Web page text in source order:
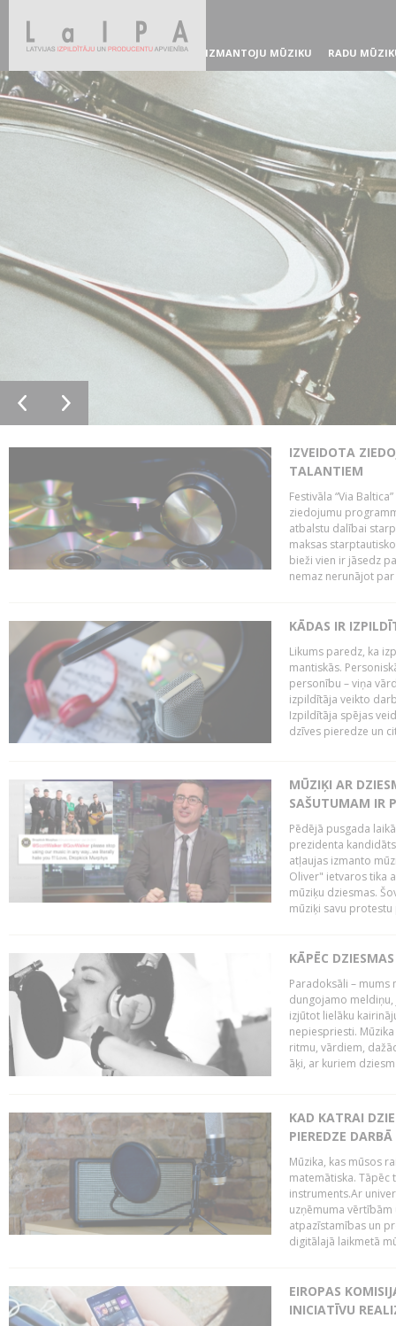
IZMANTOJU MŪZIKU RADU
IZVEIDOTA
TALANTIEM
Festivāla “Via
ziedojumu
atbalstu dalībai
maksas
bieži vien ir jāsedz
nemaz nerunājot
KĀDAS IR
Likums paredz, ka
mantiskās.
personību – viņa
izpildītāja veikto
Izpildītāja spējas
dzīves pieredze un
MŪZIĶI AR
SAŠUTUMAM IR
Pēdējā pusgada
prezidenta
atļaujas izmanto
Oliver" ietvaros tika
mūziķu dziesmas.
mūziķi savu
KĀPĒC
Paradoksāli – mums
dungojamo
izjūtot lielāku
nepiespriesti.
ritmu, vārdiem,
āķi, ar kuriem
KAD KATRAI
PIEREDZE
Mūzika, kas mūsos
matemātiska. Tāpēc
instruments.Ar
uzņēmuma
atpazīstamības un
digitālajā laikmetā
EIROPAS
INICIATĪVU